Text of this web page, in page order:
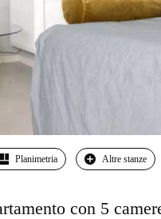
Planimetria Altre stanze
con 5